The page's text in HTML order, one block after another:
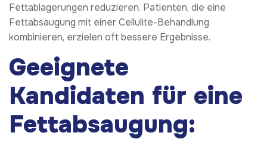
Fettablagerungen reduzieren. Patienten, die eine
Fettabsaugung mit einer Cellulite-Behandlung
kombinieren, erzielen oft bessere Ergebnisse.
Geeignete
Kandidaten für eine
Fettabsaugung: